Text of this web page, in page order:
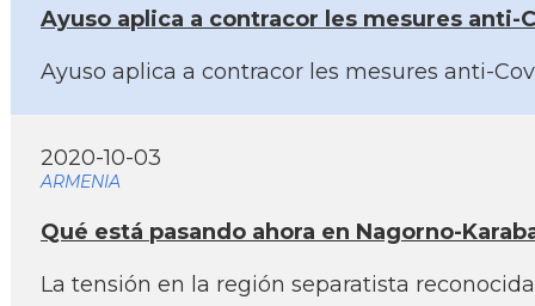
Ayuso aplica a contracor les mesures anti-
Ayuso aplica a contracor les mesures anti-
2020-10-03
ARMENIA
Qué está pasando ahora en Nagorno-
La tensión en la región separatista